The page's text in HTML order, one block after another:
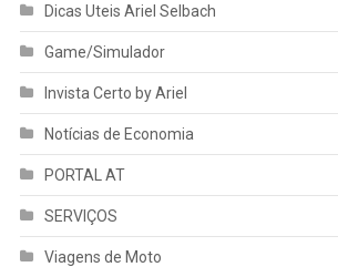
Dicas Uteis Ariel Selbach
Game/Simulador
Invista Certo by Ariel
Notícias de Economia
PORTAL AT
SERVIÇOS
Viagens de Moto